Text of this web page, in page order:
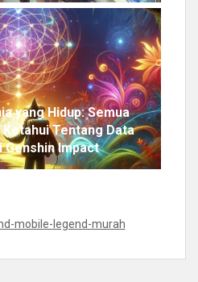
yang Hidup: Semua
Tentang Data
Genshin Impact
mobile-legend-murah